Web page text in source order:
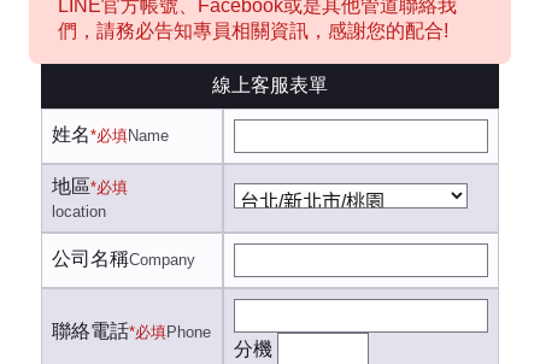
LINE官方帳號、Facebook或是其他管道聯絡我
們，請務必告知專員相關資訊，感謝您的配合!
線上客服表單
姓名*必填Name
地區*必填
location
公司名稱Company
聯絡電話*必填Phone
分機